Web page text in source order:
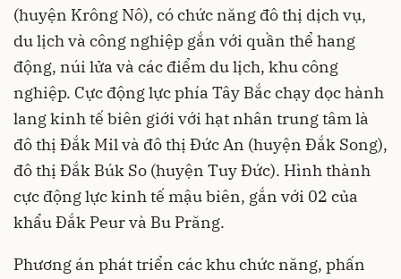
(huyện Krông Nô), có chức năng đô thị dịch vụ,
du lịch và công nghiệp gắn với quần thể hang
động, núi lửa và các điểm du lịch, khu công
nghiệp. Cực động lực phía Tây Bắc chạy dọc hành
lang kinh tế biên giới với hạt nhân trung tâm là
đô thị Đắk Mil và đô thị Đức An (huyện Đắk Song),
đô thị Đắk Búk So (huyện Tuy Đức). Hình thành
cực động lực kinh tế mậu biên, gắn với 02 của
khẩu Đắk Peur và Bu Prăng.
Phương án phát triển các khu chức năng, phấn